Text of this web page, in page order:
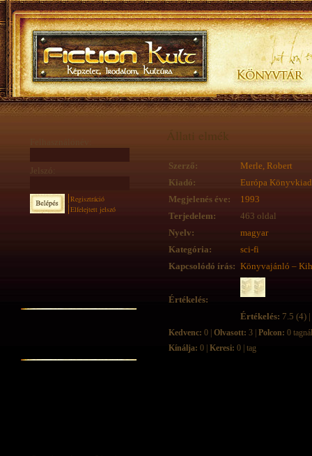
Jelszó:
Regisztráció
Elfelejtett jelszó
Állati elmék
Szerző:
Merle, Robert
Kiadó:
Európa
Megjelenés éve:
1993
Terjedelem:
463 oldal
Nyelv:
magyar
Kategória:
sci-fi
Kapcsolódó írás: Könyvajánló –
Értékelés:
Értékelés: 7.5 (4)
Kedvenc: 0 | Olvasott: 3 | Polcon: 0 tagnál
Kínálja: 0 | Keresi: 0 | tag